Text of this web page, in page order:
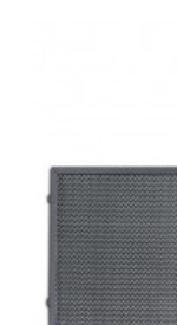
WHIRLPOOL,
WHIRLPOOL,
WHIRLPOOL,
WHIRLPOOL,
WHIRLPOOL,
WHIRLPOOL,
WHIRLPOOL,